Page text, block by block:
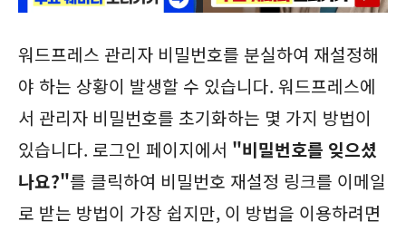
워드프레스 관리자 비밀번호를 분실하여 재설정해
야 하는 상황이 발생할 수 있습니다. 워드프레스에
서 관리자 비밀번호를 초기화하는 몇 가지 방법이
있습니다. 로그인 페이지에서 "비밀번호를 잊으셨
나요?"를 클릭하여 비밀번호 재설정 링크를 이메일
로 받는 방법이 가장 쉽지만, 이 방법을 이용하려면